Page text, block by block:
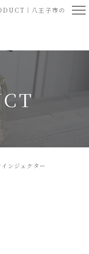
｜八王子市の
ンジェクター